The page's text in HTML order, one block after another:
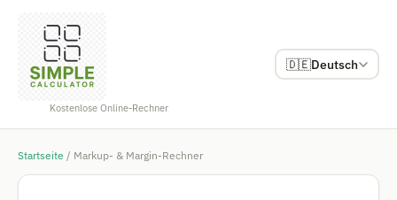
Kostenlose Online-Rechner
🇩🇪Deutsch
Startseite / Markup- & Margin-Rechner